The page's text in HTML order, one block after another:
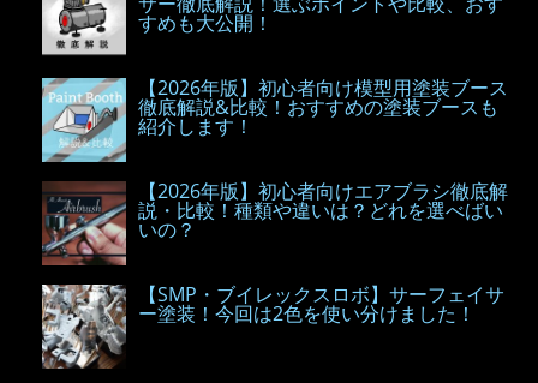
すめも大公開！
【2026年版】初心者向け模型用塗装ブース
徹底解説&比較！おすすめの塗装ブースも
紹介します！
【2026年版】初心者向けエアブラシ徹底解
説・比較！種類や違いは？どれを選べばい
いの？
【SMP・ブイレックスロボ】サーフェイサ
ー塗装！今回は2色を使い分けました！